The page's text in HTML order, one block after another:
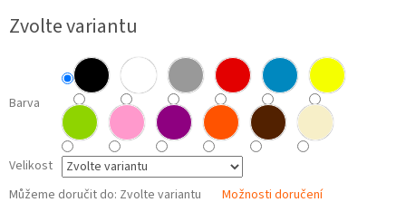
cena:
Zvolte variantu
Barva
Velikost
Můžeme doručit do: Zvolte variantu Možnosti doručení